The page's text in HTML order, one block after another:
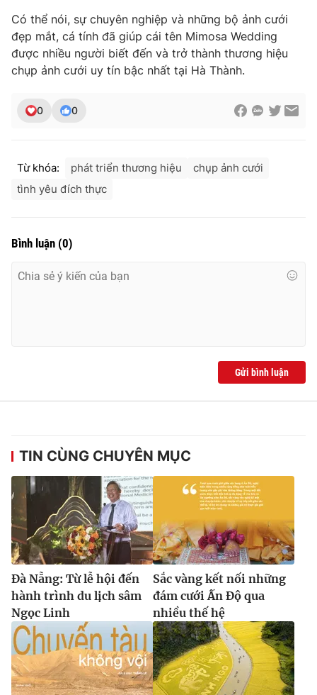
Có thể nói, sự chuyên nghiệp và những bộ ảnh cưới
đẹp mắt, cá tính đã giúp cái tên Mimosa Wedding
được nhiều người biết đến và trở thành thương hiệu
chụp ảnh cưới uy tín bậc nhất tại Hà Thành.
0 0
Từ khóa: phát triển thương hiệu
chụp ảnh cưới
tình yêu đích thực
Bình luận (0)
Gửi bình luận
TIN CÙNG CHUYÊN MỤC
Đà Nẵng: Từ lễ hội đến
hành trình du lịch sâm
Ngọc Linh
Sắc vàng kết nối những
đám cưới Ấn Độ qua
nhiều thế hệ